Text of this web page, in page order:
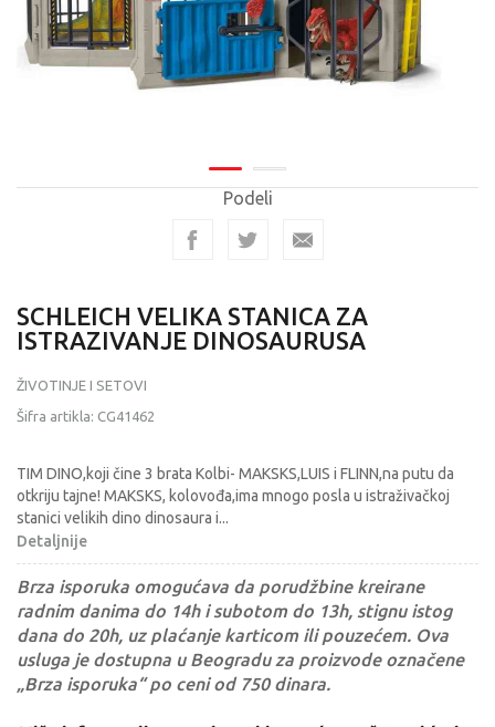
Podeli
SCHLEICH VELIKA STANICA ZA
ISTRAZIVANJE DINOSAURUSA
ŽIVOTINJE I SETOVI
Šifra artikla: CG41462
TIM DINO,koji čine 3 brata Kolbi- MAKSKS,LUIS i FLINN,na putu da
otkriju tajne! MAKSKS, kolovođa,ima mnogo posla u istraživačkoj
stanici velikih dino dinosaura i...
Detaljnije
Brza isporuka omogućava da porudžbine kreirane
radnim danima do 14h i subotom do 13h, stignu istog
dana do 20h, uz plaćanje karticom ili pouzećem. Ova
usluga je dostupna u Beogradu za proizvode označene
„Brza isporuka“ po ceni od 750 dinara.